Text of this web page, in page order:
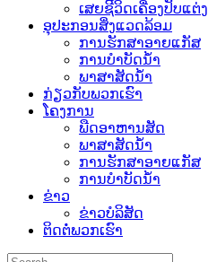
ເສຍຊີວິດເຄື່ອງປັບແຕ່ງ
ອຸປະກອນສິ່ງແວດລ້ອມ
ການຮັກສາອາຍແກັສ
ການບໍາບັດນ້ໍາ
ພາສາສັດນ້ໍາ
ກ່ຽວກັບພວກເຮົາ
ໂຄງການ
ພືດອາຫານສັດ
ພາສາສັດນ້ໍາ
ການຮັກສາອາຍແກັສ
ການບໍາບັດນ້ໍາ
ຂ່າວ
ຂ່າວບໍລິສັດ
ຕິດຕໍ່ພວກເຮົາ